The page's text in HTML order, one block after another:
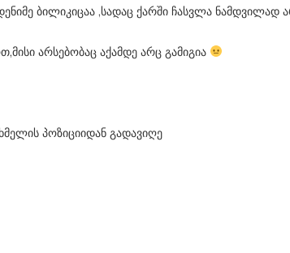
ბილიკიცაა ,სადაც ქარში ჩასვლა ნამდვილად
არსებობაც აქამდე არც გამიგია
პოზიციიდან გადავიღე